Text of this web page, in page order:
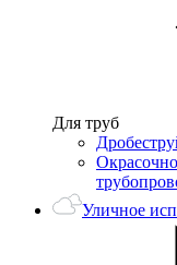
Для труб
Уличное